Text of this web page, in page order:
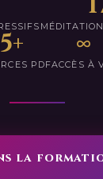
PDF
∞
ACCÈS À
la